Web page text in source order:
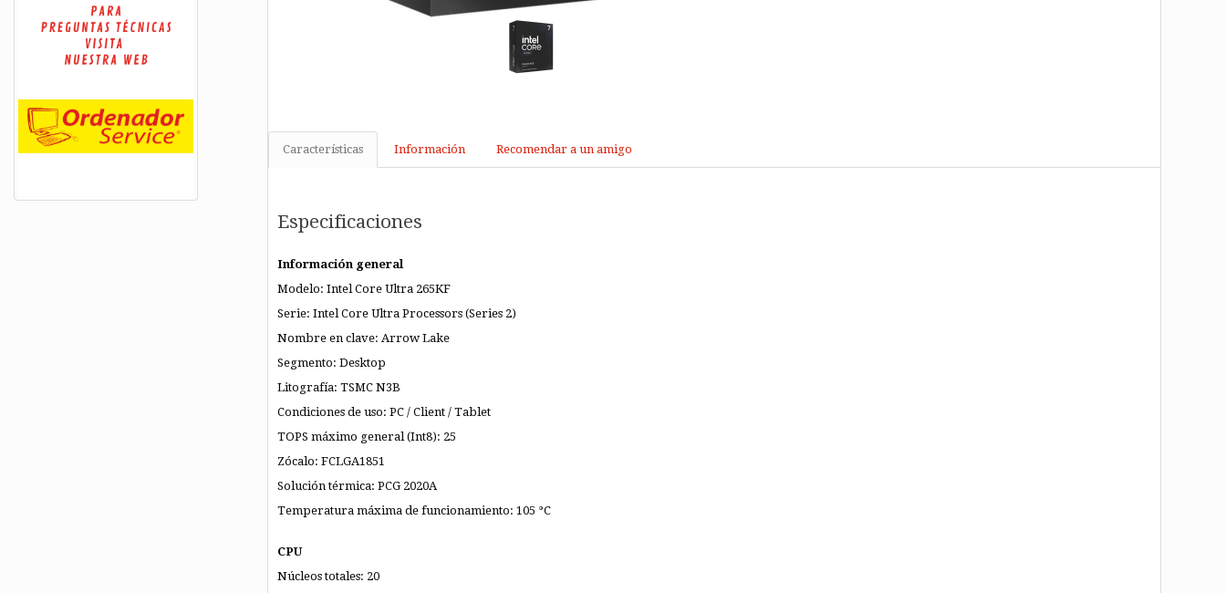
Características Información Recomendar a un amigo
Especificaciones
Información general
Modelo: Intel Core Ultra 265KF
Serie: Intel Core Ultra Processors (Series 2)
Nombre en clave: Arrow Lake
Segmento: Desktop
Litografía: TSMC N3B
Condiciones de uso: PC / Client / Tablet
TOPS máximo general (Int8): 25
Zócalo: FCLGA1851
Solución térmica: PCG 2020A
Temperatura máxima de funcionamiento: 105 °C
CPU
Núcleos totales: 20